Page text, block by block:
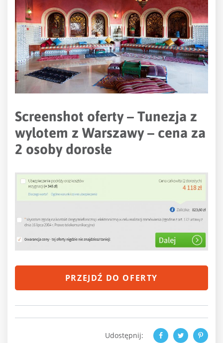
Screenshot oferty – Tunezja z
wylotem z Warszawy – cena za
2 osoby dorosłe
PRZEJDŹ DO OFERTY
Udostępnij: